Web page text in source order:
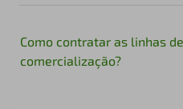
Como contratar as linhas
comercialização?